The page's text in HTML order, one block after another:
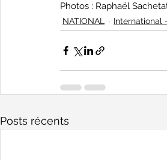
Photos : Raphaël
NATIONAL International
Posts récents